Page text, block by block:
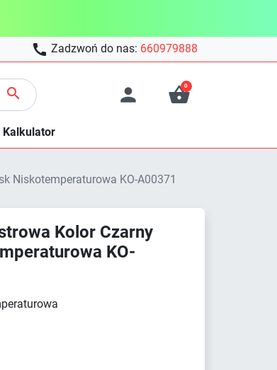
 Zadzwoń do nas: 660979888
  
0
Kalkulator
Niskotemperaturowa KO-A00371
Kolor Czarny
KO-